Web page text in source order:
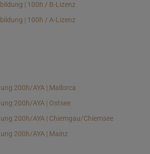
| 100h / B-Lizenz
| 100h / A-Lizenz
200h/AYA | Mallorca
200h/AYA | Ostsee
200h/AYA | Chiemgau/Chiemsee
200h/AYA | Mainz